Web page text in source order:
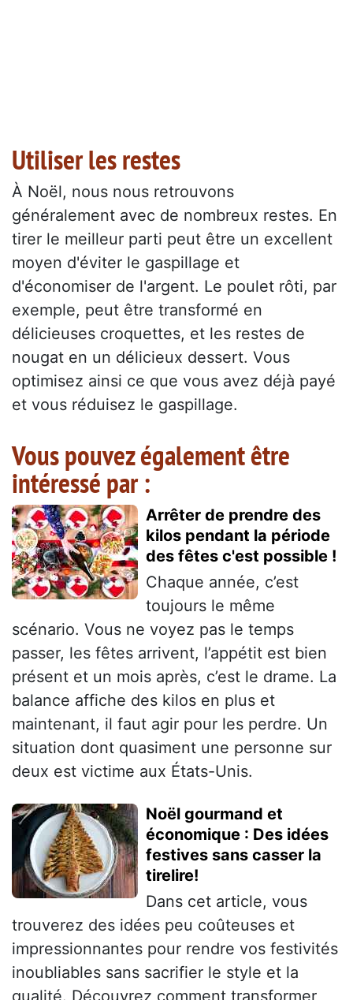
Utiliser les restes
À Noël, nous nous retrouvons
généralement avec de nombreux restes. En
tirer le meilleur parti peut être un excellent
moyen d'éviter le gaspillage et
d'économiser de l'argent. Le poulet rôti, par
exemple, peut être transformé en
délicieuses croquettes, et les restes de
nougat en un délicieux dessert. Vous
optimisez ainsi ce que vous avez déjà payé
et vous réduisez le gaspillage.
Vous pouvez également être
intéressé par :
Arrêter de prendre des
kilos pendant la période
des fêtes c'est possible !
Chaque année, c’est
toujours le même
scénario. Vous ne voyez pas le temps
passer, les fêtes arrivent, l’appétit est bien
présent et un mois après, c’est le drame. La
balance affiche des kilos en plus et
maintenant, il faut agir pour les perdre. Un
situation dont quasiment une personne sur
deux est victime aux États-Unis.
Noël gourmand et
économique : Des idées
festives sans casser la
tirelire!
Dans cet article, vous
trouverez des idées peu coûteuses et
impressionnantes pour rendre vos festivités
inoubliables sans sacrifier le style et la
qualité. Découvrez comment transformer